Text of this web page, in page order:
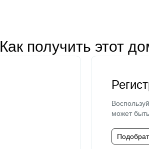
Как получить этот
может